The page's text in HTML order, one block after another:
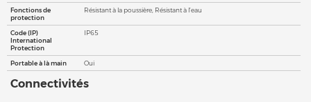
Fonctions de
protection
Résistant à la poussière, Résistant à l’eau
Code (IP)
International
Protection
IP65
Portable à là main Oui
Connectivités